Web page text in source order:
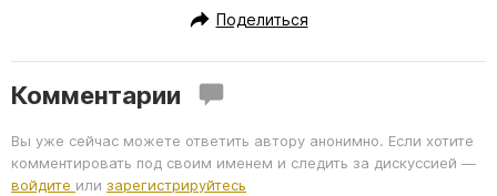
Поделиться
Комментарии
Вы уже сейчас можете ответить автору анонимно. Если хотите
комментировать под своим именем и следить за дискуссией —
войдите или зарегистрируйтесь